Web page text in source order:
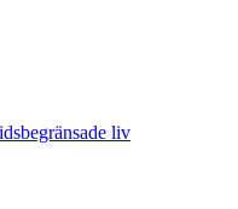
liv